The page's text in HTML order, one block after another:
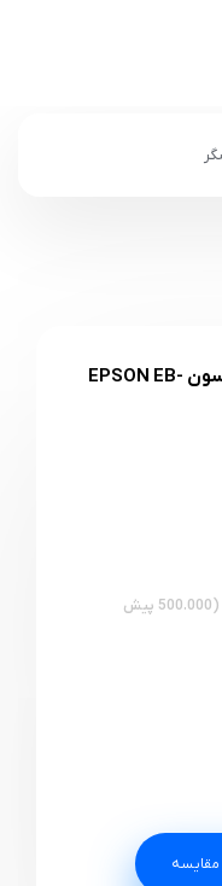
ویدئو پروژکتور اپسون EPSON EB-
پرداخت در محل (500.000 پیش
مقایسه